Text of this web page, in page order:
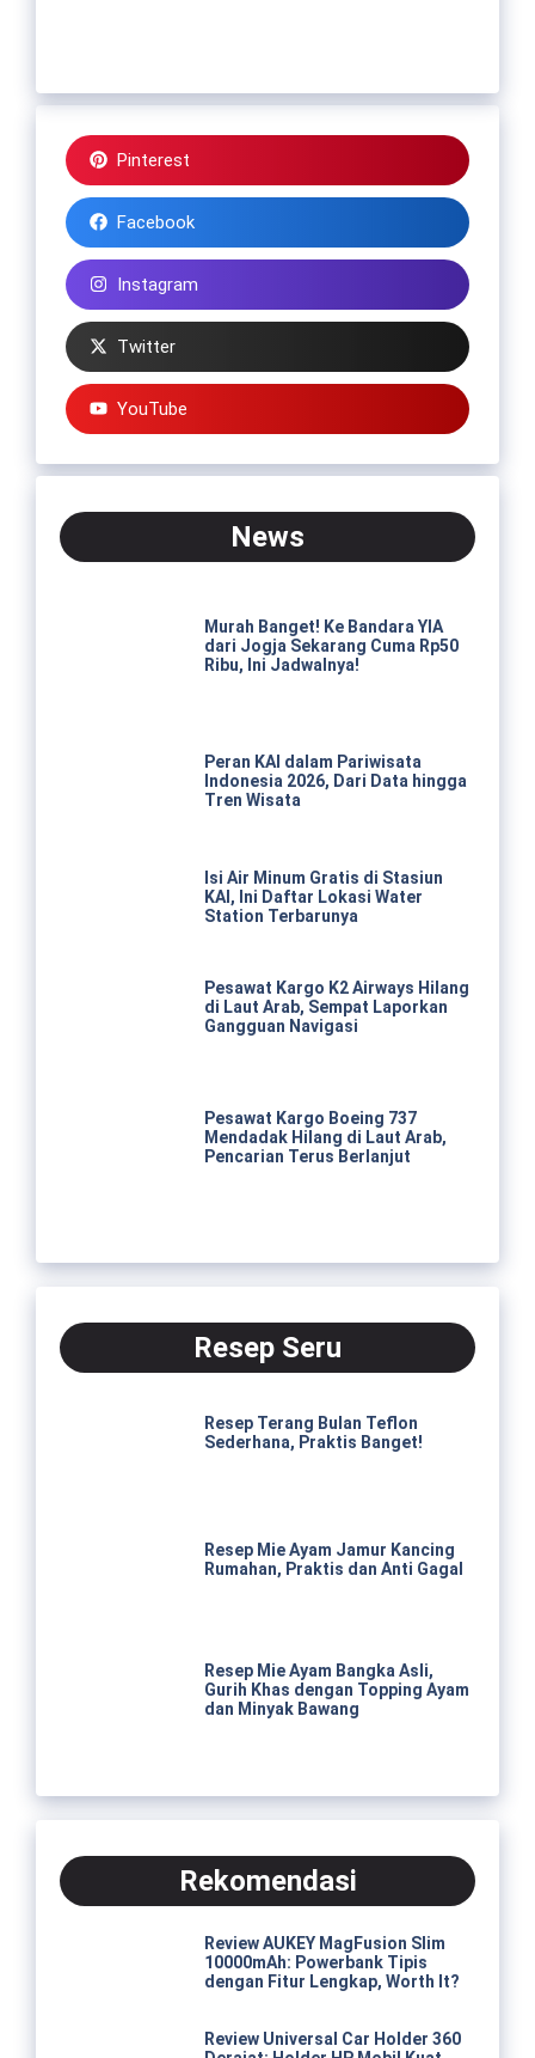
Pinterest
Facebook
Instagram
Twitter
YouTube
News
Murah Banget! Ke Bandara YIA
dari Jogja Sekarang Cuma Rp50
Ribu, Ini Jadwalnya!
Peran KAI dalam Pariwisata
Indonesia 2026, Dari Data hingga
Tren Wisata
Isi Air Minum Gratis di Stasiun
KAI, Ini Daftar Lokasi Water
Station Terbarunya
Pesawat Kargo K2 Airways Hilang
di Laut Arab, Sempat Laporkan
Gangguan Navigasi
Pesawat Kargo Boeing 737
Mendadak Hilang di Laut Arab,
Pencarian Terus Berlanjut
Resep Seru
Resep Terang Bulan Teflon
Sederhana, Praktis Banget!
Resep Mie Ayam Jamur Kancing
Rumahan, Praktis dan Anti Gagal
Resep Mie Ayam Bangka Asli,
Gurih Khas dengan Topping Ayam
dan Minyak Bawang
Rekomendasi
Review AUKEY MagFusion Slim
10000mAh: Powerbank Tipis
dengan Fitur Lengkap, Worth It?
Review Universal Car Holder 360